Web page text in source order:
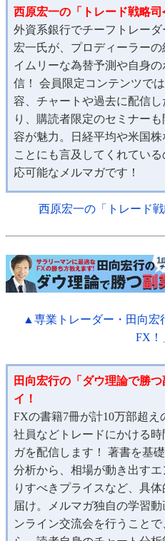
西原宏一の「トレード戦略司
外資系銀行でチーフトレー
宏一氏が、プロディーラー
イムリーな為替予測や自身
信！ 会員限定コンテンツで
容、チャートや過去に配信
り、購読者限定のセミナー
容が魅力。日経平均や米国
ことにも言及してくれてい
応可能なメルマガです！
西原宏一の「トレード
▲専業トレーダー・田向宏
FX
田向宏行の「ダウ理論で勝
イ！
FXの書籍7冊が計10万部超
社員などトレードにかける
ガを配信します！ 著書を基
分析から、相場が動き出す
りすべきプライスなど、具
届け。メルマガ独自の学習
ンライン交流会を行うこと